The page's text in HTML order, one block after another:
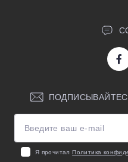
Я прочиталПолитика